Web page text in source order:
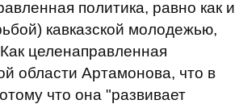
политика, равно как и
кавказской молодежью,
целенаправленная
области Артамонова, что в
что она "развивает